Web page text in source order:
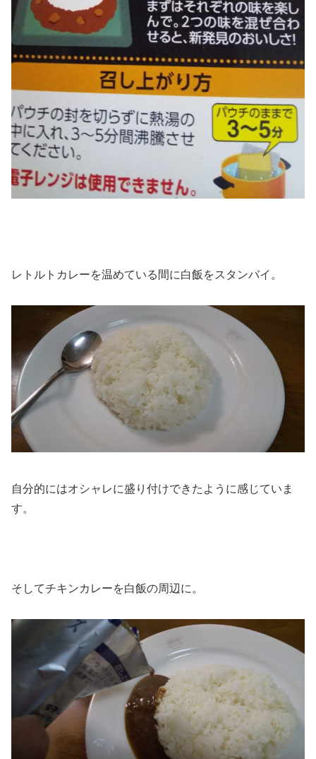
レトルトカレーを温めている間に白飯をスタンバイ。
自分的にはオシャレに盛り付けできたように感じていま
す。
そしてチキンカレーを白飯の周辺に。